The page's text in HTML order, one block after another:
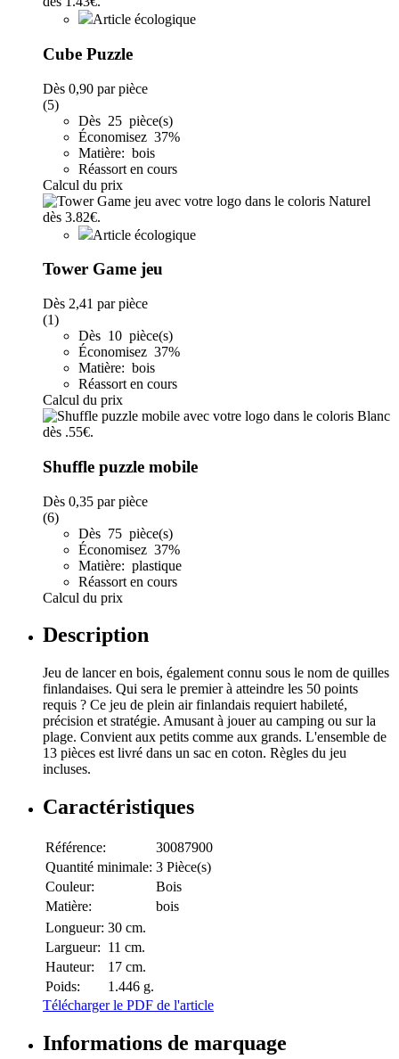
Article écologique
Cube Puzzle
Dès 0,90 par pièce
(5)
Dès 25 pièce(s)
Économisez 37%
Matière: bois
Réassort en cours
Calcul du prix
Article écologique
Tower Game jeu
Dès 2,41 par pièce
(1)
Dès 10 pièce(s)
Économisez 37%
Matière: bois
Réassort en cours
Calcul du prix
Shuffle puzzle mobile
Dès 0,35 par pièce
(6)
Dès 75 pièce(s)
Économisez 37%
Matière: plastique
Réassort en cours
Calcul du prix
Description
Jeu de lancer en bois, également connu sous le nom de quilles
finlandaises. Qui sera le premier à atteindre les 50 points
requis ? Ce jeu de plein air finlandais requiert habileté,
précision et stratégie. Amusant à jouer au camping ou sur la
plage. Convient aux petits comme aux grands. L'ensemble de
13 pièces est livré dans un sac en coton. Règles du jeu
incluses.
Caractéristiques
Référence:
30087900
Quantité minimale: 3 Pièce(s)
Couleur:
Bois
Matière:
bois
Longueur: 30 cm.
Largueur: 11 cm.
Hauteur:
17 cm.
Poids:
1.446 g.
Télécharger le PDF de l'article
Informations de marquage